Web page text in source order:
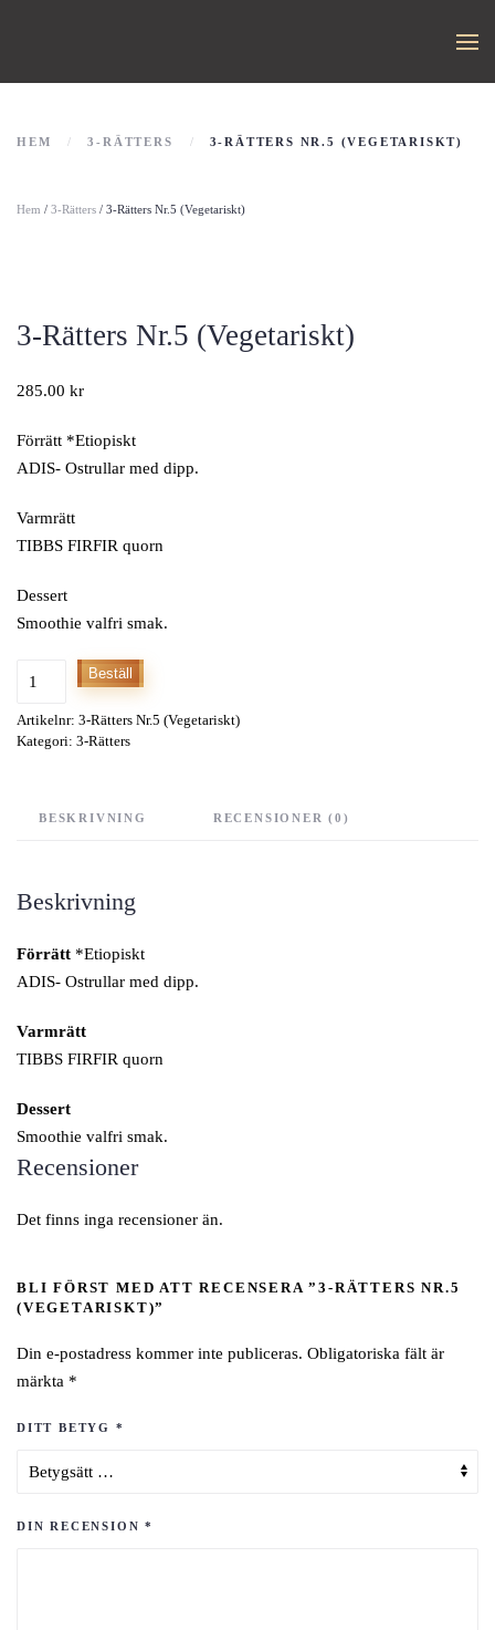
HEM 3-RÄTTERS 3-RÄTTERS NR.5 (VEGETARISKT)
Hem / 3-Rätters / 3-Rätters Nr.5 (Vegetariskt)
3-Rätters Nr.5 (Vegetariskt)
285.00 kr
Förrätt *Etiopiskt
ADIS- Ostrullar med dipp.
Varmrätt
TIBBS FIRFIR quorn
Dessert
Smoothie valfri smak.
Nr.5
(Vegetariskt)
Beställ
Artikelnr: 3-Rätters Nr.5 (Vegetariskt)
Kategori: 3-Rätters
BESKRIVNING RECENSIONER (0)
Beskrivning
Förrätt *Etiopiskt
ADIS- Ostrullar med dipp.
Varmrätt
TIBBS FIRFIR quorn
Dessert
Smoothie valfri smak.
Recensioner
Det finns inga recensioner än.
BLI FÖRST MED ATT RECENSERA ”3-RÄTTERS NR.5
(VEGETARISKT)”
Din e-postadress kommer inte publiceras. Obligatoriska fält är
märkta *
DITT BETYG *
DIN RECENSION*